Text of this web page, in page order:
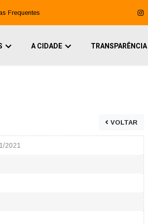
Frequentes
A CIDADE TRANSPARÊNCIA
VOLTAR
2021